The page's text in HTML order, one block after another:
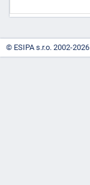
© ESIPA s.r.o. 2002-2026